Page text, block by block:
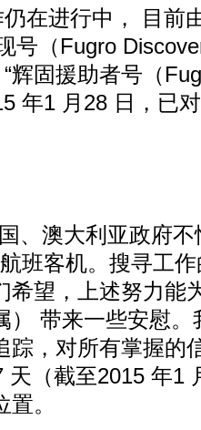
进行中， 目前
号（Fugro
“辉固援助者号（
年1 月28 日，已
澳大利亚政府不
班客机。搜寻工
希望，上述努力能
） 带来一些安慰
踪，对所有掌握的
天（截至2015 年1
。